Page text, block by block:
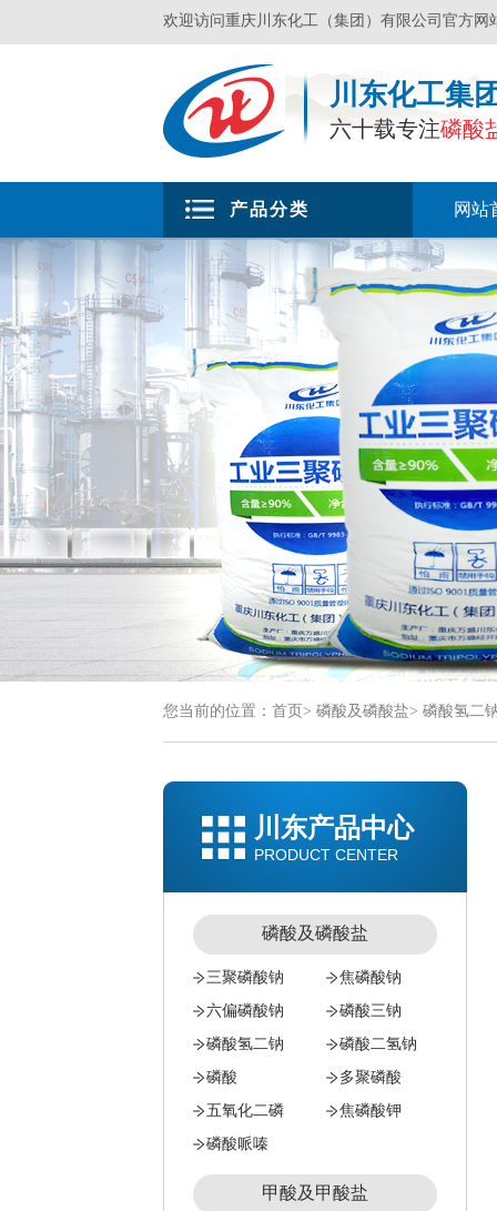
欢迎访问重庆川东化工（集团）有限公司官方网
川东化工集
六十载专注磷酸
产品分类 网站
您当前的位置： 首页 > 磷酸及磷酸盐> 磷酸氢二
川东产品中心
PRODUCT CENTER
磷酸及磷酸盐
三聚磷酸钠
焦磷酸钠
六偏磷酸钠
磷酸三钠
磷酸氢二钠
磷酸二氢钠
磷酸
多聚磷酸
五氧化二磷
焦磷酸钾
磷酸哌嗪
甲酸及甲酸盐